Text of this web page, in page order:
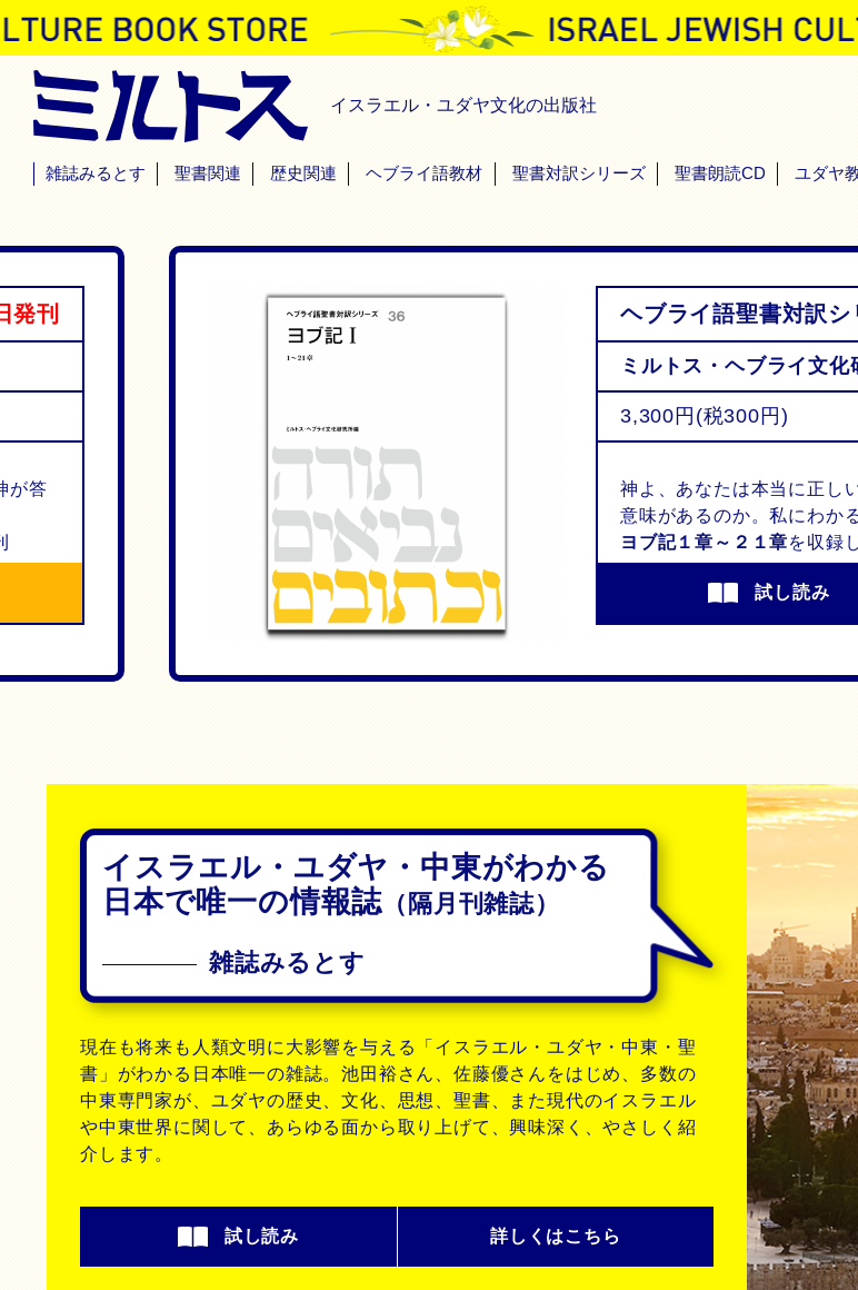
イスラエル・ユダヤ文化の出版社
雑誌みるとす 聖書関連 歴史関連 ヘブライ語教材 聖書対訳シリーズ 聖書朗読CD ユダヤ
発刊
が答
ヘブライ語聖書対訳
ミルトス・ヘブライ文化
3,300円(税300円)
神よ、あなたは本当に正し
意味があるのか。私にわか
ヨブ記１章～２１章を収録
試し読み
イスラエル・ユダヤ・中東がわかる
日本で唯一の情報誌 （隔月刊雑誌）
雑誌みるとす
現在も将来も人類文明に大影響を与える「イスラエル・ユダヤ・中東・聖
書」がわかる日本唯一の雑誌。池田裕さん、佐藤優さんをはじめ、多数の
中東専門家が、ユダヤの歴史、文化、思想、聖書、また現代のイスラエル
や中東世界に関して、あらゆる面から取り上げて、興味深く、やさしく紹
介します。
試し読み 詳しくはこちら